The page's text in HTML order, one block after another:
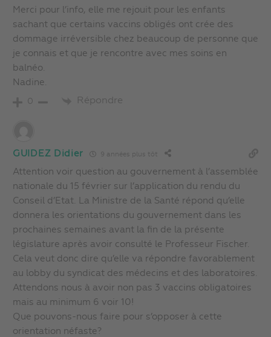
Merci pour l’info, elle me rejouit pour les enfants
sachant que certains vaccins obligés ont crée des
dommage irréversible chez beaucoup de personne que
je connais et que je rencontre avec mes soins en
balnéo.
Nadine.
0 Répondre
GUIDEZ Didier 9 années plus tôt
Attention voir question au gouvernement à l’assemblée
nationale du 15 février sur l’application du rendu du
Conseil d’Etat. La Ministre de la Santé répond qu’elle
donnera les orientations du gouvernement dans les
prochaines semaines avant la fin de la présente
législature après avoir consulté le Professeur Fischer.
Cela veut donc dire qu’elle va répondre favorablement
au lobby du syndicat des médecins et des laboratoires.
Attendons nous à avoir non pas 3 vaccins obligatoires
mais au minimum 6 voir 10!
Que pouvons-nous faire pour s’opposer à cette
orientation néfaste?